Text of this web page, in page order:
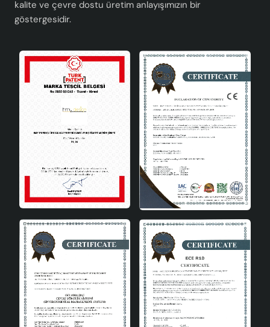
kalite ve çevre dostu üretim anlayışımızın bir
göstergesidir.